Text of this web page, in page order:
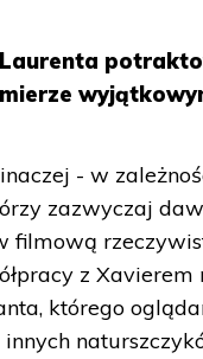
- w
zazwyczaj
filmową
z Xavierem
którego